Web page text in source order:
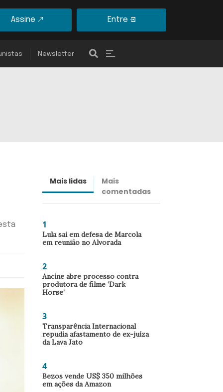
Assine Entre
Newsletter
Mais lidas
Mais
comentadas
1
Lula sai em defesa de Marcola
em reunião no Alvorada
2
Ancine abre processo contra
produtora de filme ‘Dark
Horse’
3
Transparência Internacional
repudia afastamento de ex-juíza
da Lava Jato
4
Bezos vende US$ 350 milhões
em ações da Amazon